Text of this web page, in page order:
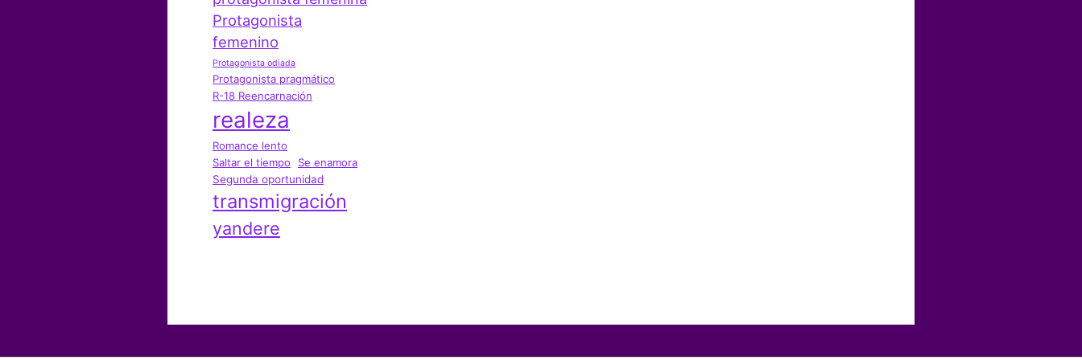
Protagonista
femenino
Protagonista odiada
Protagonista pragmático
R-18 Reencarnación
realeza
Romance lento
Saltar el tiempo
Se enamora
Segunda oportunidad
transmigración
yandere